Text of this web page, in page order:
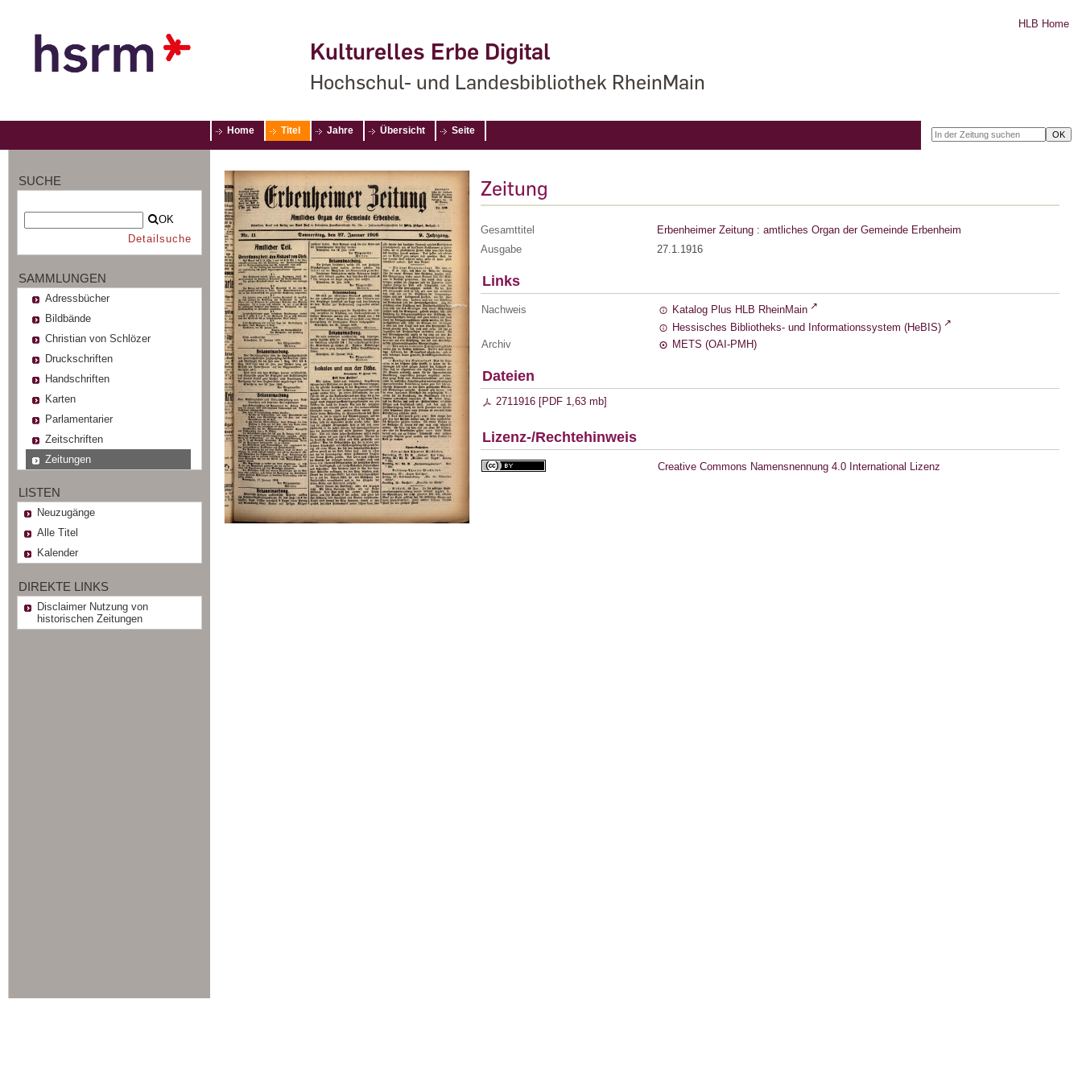
Kulturelles Erbe Digital
Hochschul- und Landesbibliothek RheinMain
HLB Home
Home Titel Jahre Übersicht Seite
SUCHE
OK
Detailsuche
SAMMLUNGEN
Adressbücher
Bildbände
Christian von Schlözer
Druckschriften
Handschriften
Karten
Parlamentarier
Zeitschriften
Zeitungen
LISTEN
Neuzugänge
Alle Titel
Kalender
DIREKTE LINKS
Disclaimer Nutzung von
historischen Zeitungen
Zeitung
Gesamttitel
Erbenheimer Zeitung : amtliches Organ der Gemeinde Erbenheim
Ausgabe
27.1.1916
Links
Nachweis
Katalog Plus HLB RheinMain
Hessisches Bibliotheks- und Informationssystem (HeBIS)
Archiv
METS (OAI-PMH)
Dateien
2711916 [PDF 1,63 mb]
Lizenz-/Rechtehinweis
Creative Commons Namensnennung 4.0 International Lizenz